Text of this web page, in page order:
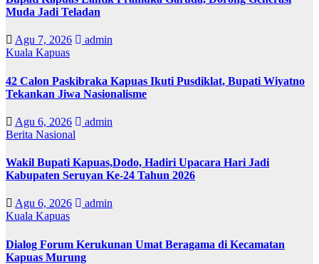
Muda Jadi Teladan
Agu 7, 2026
admin
Kuala Kapuas
42 Calon Paskibraka Kapuas Ikuti Pusdiklat, Bupati Wiyatno
Tekankan Jiwa Nasionalisme
Agu 6, 2026
admin
Berita Nasional
Wakil Bupati Kapuas,Dodo, Hadiri Upacara Hari Jadi
Kabupaten Seruyan Ke-24 Tahun 2026
Agu 6, 2026
admin
Kuala Kapuas
Dialog Forum Kerukunan Umat Beragama di Kecamatan
Kapuas Murung